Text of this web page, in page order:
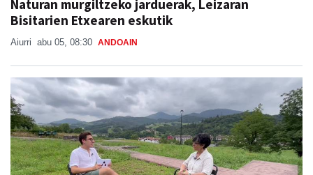
Aiurri abu 05, 08:30 ANDOAIN